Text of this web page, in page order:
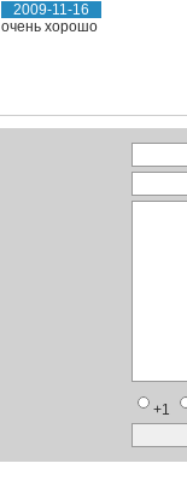
2009-11-16
очень хорошо
+1